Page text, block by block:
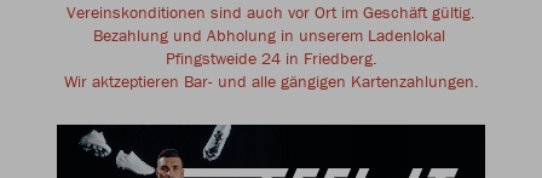
Vereinskonditionen sind auch vor Ort im Geschäft gültig.
Bezahlung und Abholung in unserem Ladenlokal
Pfingstweide 24 in Friedberg.
Wir aktzeptieren Bar- und alle gängigen Kartenzahlungen.